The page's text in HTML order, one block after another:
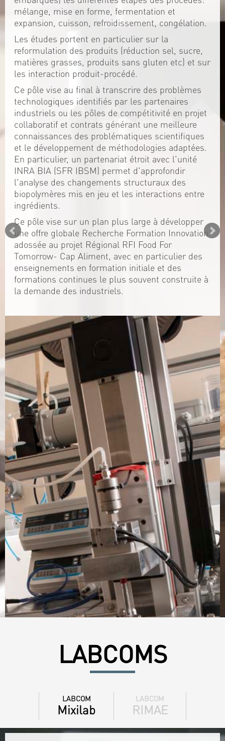
mélange, mise en forme, fermentation et
expansion, cuisson, refroidissement, congélation.
Les études portent en particulier sur la
reformulation des produits (réduction sel, sucre,
matières grasses, produits sans gluten etc) et sur
les interaction produit-procédé.
Ce pôle vise au final à transcrire des problèmes
technologiques identifiés par les partenaires
industriels ou les pôles de compétitivité en projet
collaboratif et contrats générant une meilleure
connaissances des problématiques scientifiques
et le développement de méthodologies adaptées.
En particulier, un partenariat étroit avec l'unité
INRA BIA (SFR IBSM) permet d'approfondir
l'analyse des changements structuraux des
biopolymères mis en jeu et les interactions entre
ingrédients.
Ce pôle vise sur un plan plus large à développer
une offre globale Recherche Formation Innovation
adossée au projet Régional RFI Food For
Tomorrow- Cap Aliment, avec en particulier des
enseignements en formation initiale et des
formations continues le plus souvent construite à
la demande des industriels.
LABCOMS
LABCOM
Mixilab
LABCOM
RIMAE